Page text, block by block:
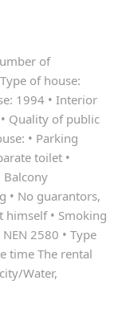
of
of house:
1994 • Interior
Quality of public
• Parking
toilet •
Balcony
• No guarantors,
himself • Smoking
2580 • Type
time The rental
Water,